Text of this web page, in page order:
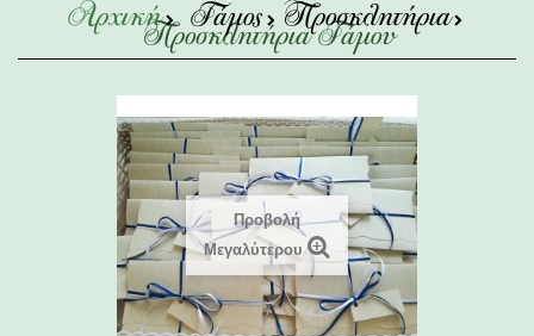
Αρχική Γάμος Προσκλητήρια
Προσκλητήρια Γάμου
Προβολή
Μεγαλύτερου